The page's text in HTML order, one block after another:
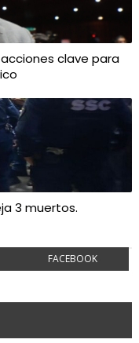
clave para
3 muertos.
FACEBOOK